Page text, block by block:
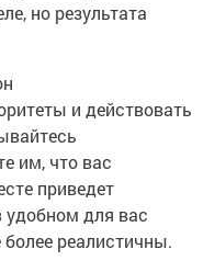
но результата
и действовать
им, что вас
приведет
удобном для вас
более реалистичны.